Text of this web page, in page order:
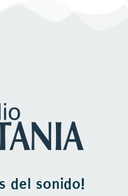
del sonido!